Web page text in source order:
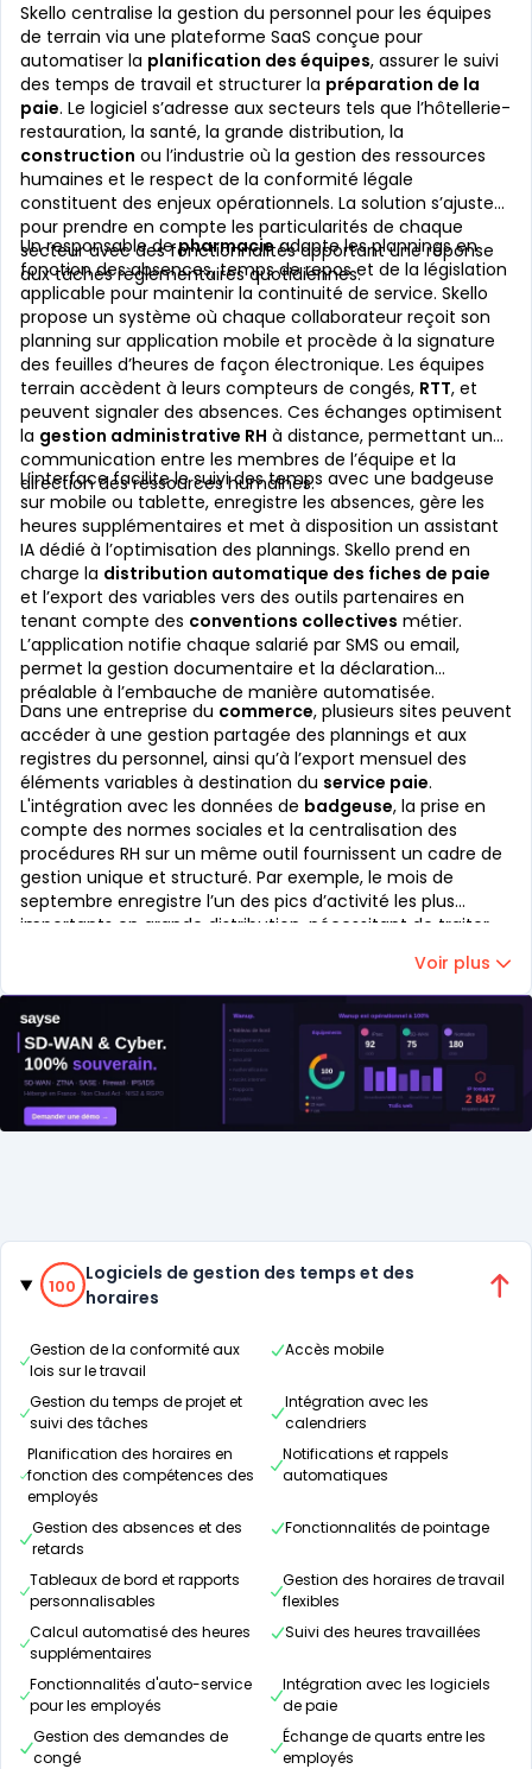
Skello centralise la gestion du personnel pour les équipes
de terrain via une plateforme SaaS conçue pour
automatiser la planification des équipes, assurer le suivi
des temps de travail et structurer la préparation de la
paie. Le logiciel s’adresse aux secteurs tels que l’hôtellerie-
restauration, la santé, la grande distribution, la
construction ou l’industrie où la gestion des ressources
humaines et le respect de la conformité légale
constituent des enjeux opérationnels. La solution s’ajuste
pour prendre en compte les particularités de chaque
secteur avec des fonctionnalités apportant une réponse
aux tâches règlementaires quotidiennes.
Un responsable depharmacieadapte les plannings en
fonction des absences, temps de repos et de la législation
applicable pour maintenir la continuité de service. Skello
propose un système où chaque collaborateur reçoit son
planning sur application mobile et procède à la signature
des feuilles d’heures de façon électronique. Les équipes
terrain accèdent à leurs compteurs de congés, RTT, et
peuvent signaler des absences. Ces échanges optimisent
la gestion administrative RH à distance, permettant une
communication entre les membres de l’équipe et la
direction des ressources humaines.
L’interface facilite le suivi des temps avec une badgeuse
sur mobile ou tablette, enregistre les absences, gère les
heures supplémentaires et met à disposition un assistant
IA dédié à l’optimisation des plannings. Skello prend en
charge la distribution automatique des fiches de paie
et l’export des variables vers des outils partenaires en
tenant compte des conventions collectives métier.
L’application notifie chaque salarié par SMS ou email,
permet la gestion documentaire et la déclaration
préalable à l’embauche de manière automatisée.
Dans une entreprise du commerce, plusieurs sites peuvent
accéder à une gestion partagée des plannings et aux
registres du personnel, ainsi qu’à l’export mensuel des
éléments variables à destination du service paie.
L'intégration avec les données de badgeuse, la prise en
compte des normes sociales et la centralisation des
procédures RH sur un même outil fournissent un cadre de
gestion unique et structuré. Par exemple, le mois de
septembre enregistre l’un des pics d’activité les plus
importants en grande distribution, nécessitant de traiter
Voir plus
Catégories
100% de compatibilité
100
Logiciels de gestion des temps et des
horaires
Gestion de la conformité aux
lois sur le travail
Accès mobile
Gestion du temps de projet et
suivi des tâches
Intégration avec les
calendriers
Planification des horaires en
fonction des compétences des
employés
Notifications et rappels
automatiques
Gestion des absences et des
retards
Fonctionnalités de pointage
Tableaux de bord et rapports
personnalisables
Gestion des horaires de travail
flexibles
Calcul automatisé des heures
supplémentaires
Suivi des heures travaillées
Fonctionnalités d'auto-service
pour les employés
Intégration avec les logiciels
de paie
Gestion des demandes de
congé
Échange de quarts entre les
employés